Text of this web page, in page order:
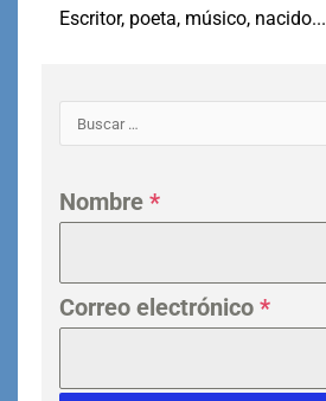
Escritor, poeta, músico, nacido...
Nombre *
Correo electrónico *